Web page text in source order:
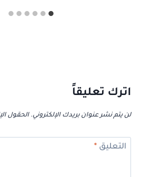
اترك تعليقاً
لن يتم نشر عنوان بريدك الإلكتروني. الحقول
التعليق *